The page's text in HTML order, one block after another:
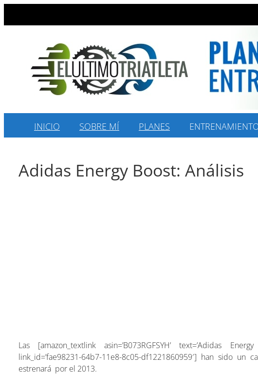
INICIO SOBRE MÍ PLANES
Adidas Energy Boost: Análisis
Las [amazon_textlink asin=’B073RGFSYH’ text=’Adidas
link_id=’fae98231-64b7-11e8-8c05-df1221860959′] han sido
estrenará por el 2013.